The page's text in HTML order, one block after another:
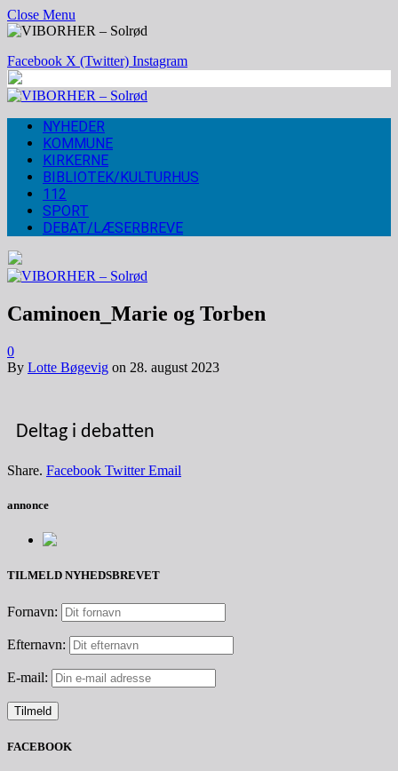
Close Menu
Facebook X (Twitter) Instagram
NYHEDER
KOMMUNE
KIRKERNE
BIBLIOTEK/KULTURHUS
112
SPORT
DEBAT/LÆSERBREVE
Caminoen_Marie og Torben
0
By Lotte Bøgevig on 28. august 2023
Deltag i debatten
Share. Facebook Twitter Email
annonce
TILMELD NYHEDSBREVET
Fornavn:
Efternavn:
E-mail:
FACEBOOK